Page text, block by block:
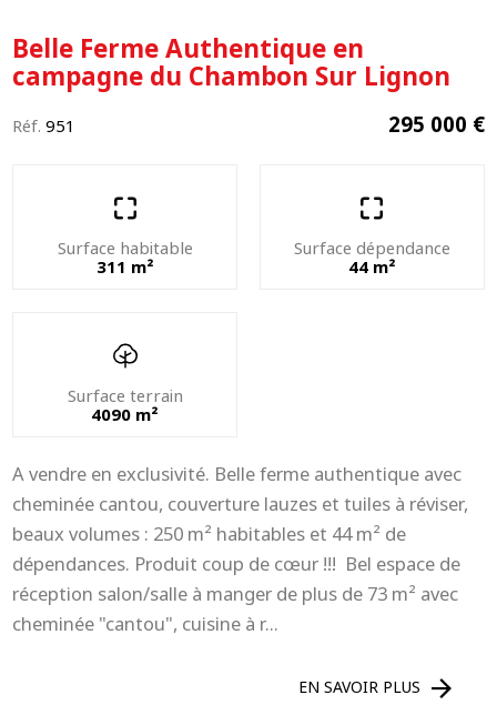
Belle Ferme Authentique en
campagne du Chambon Sur Lignon
Réf.951 295 000 €
Surface habitable
311 m²
Surface dépendance
44 m²
Surface terrain
4090 m²
A vendre en exclusivité. Belle ferme authentique avec
cheminée cantou, couverture lauzes et tuiles à réviser,
beaux volumes : 250 m² habitables et 44 m² de
dépendances. Produit coup de cœur !!! Bel espace de
réception salon/salle à manger de plus de 73 m² avec
cheminée "cantou", cuisine à r...
EN SAVOIR PLUS